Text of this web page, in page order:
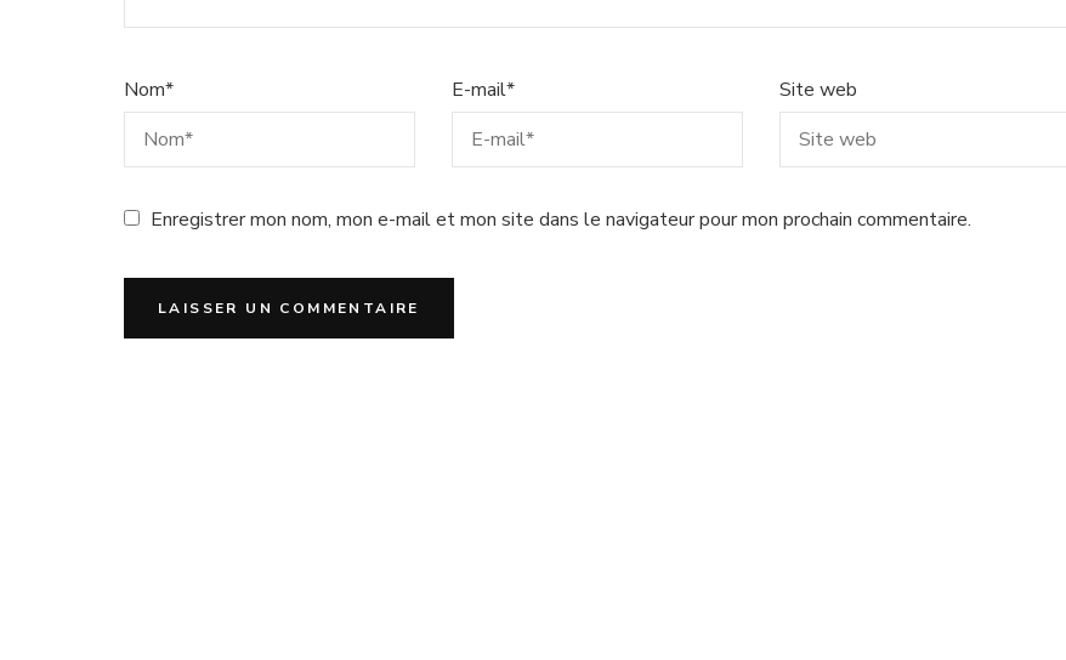
Nom* E-mail* Site web
Enregistrer mon nom, mon e-mail et mon site dans le navigateur pour mon prochain commentaire.